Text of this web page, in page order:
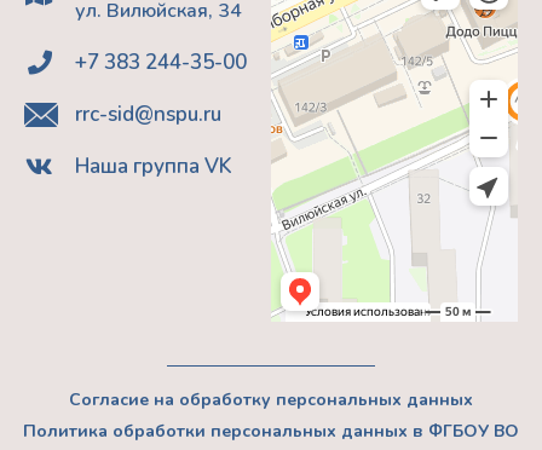
ул. Вилюйская, 34
+7 383 244-35-00
rrc-sid@nspu.ru
Наша группа VK
Согласие на обработку персональных данных
Политика обработки персональных данных в ФГБОУ ВО